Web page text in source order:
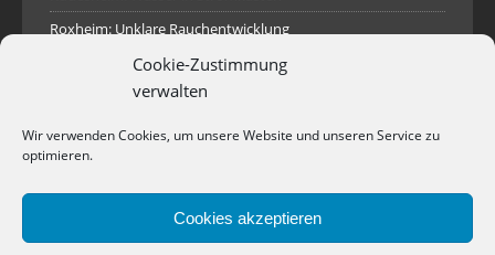
Cookie-Zustimmung
verwalten
Wir verwenden Cookies, um unsere Website und unseren Service zu
optimieren.
Cookies akzeptieren
Roxheim: Unklare Rauchentwicklung
Sprendlingen: Überörtliche Hilfe bei Industriebrand in
Sprendlingen
Rüdesheim: Aufgerissener Dieseltank
Industriepark Pferdsfeld: Brand eines Holzpolter